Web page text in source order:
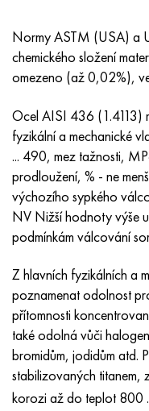
Normy ASTM (USA) a
chemického složení
omezeno (až 0,02%),
Ocel AISI 436 (1.4113)
fyzikální a mechanické
... 490, mez tažnosti,
prodloužení, % - ne
výchozího sypkého
NV Nižšíhodnoty výše
podmínkám válcování
Z hlavních fyzikálních a
poznamenat odolnost
přítomnosti
také odolná vůči
bromidům, jodidům atd.
stabilizovaných titanem,
korozi až do teplot 800
incotest
Jette M152
Kobalt 6B
maraging 250
René 41
Maraging 300
Maraging 350
MP35N
MP159
47НХР
49 KF
49K2F, 49K2FA-VI
Slitina 50N
Slitina 50NP
50 NHS
52K12F
56DGNH
HN62MVKYU
HN63 MB
XN65VM
KhN65VMTYu
KhN67MVTYu
KhN68VKTYU
KhN68VMTYUK-vd
KhN70VMTYu
HN73MBTYu
PT-1M
PT-3V
PT-7M
2B
SPT-2 sv
AT3
TL3
5B
Slitina Al6xn
15-7Ph® - 1,4532
PH 13-8 Po - 1,4534
1,4542 - 17-4Ph®
Custom 455® - 1.4543
1,4545 - 15-5Ph®
1,4548 - 17-4Ph®
1,4550 - AISI 347
1.4567 - AISI 304Cu
10X18N18Yu4D
11X11N2V2MF
12Х18Н9Т
13X11N2V2MF
15x11mf
15x12vnmf
15H12H2MVFAB
15X16K5N2MVFAB
15X16H2AM
Silikonový hliníkový
CW301G, C64200
křemíkový bronz
C65500, CuAl11Fe3
C65620, CuSi3Fe2Zn3
C65100, CuSi 1,5
Cín-olověný bronz
c92200, CuSn6Zn4Pb2
C84400, CuSn2ZnPb
C83600, CuSn5ZnPb
Legovaná konstrukční
10g2, 10g2, AISI 1513
12X2H4A, 15NiCr13,
AC14, 11SMnPb30
20G, 20mn5
20XH3A, AISI 4320,
20HM, 24CrMo5,
25KhGM, 20CrMo5,
30X, AISI 5130, 30h
Р6М5К5, 1,3243,
R6M5F3, 1,3344, hs6-
Р9М4К8,1,3207
R12F3, 1,3318, sw12
P18, 1,3355, hs18-0-1,
Uhlíková ocel
У10,1.1645, C105W1
11G12, 110G13L,